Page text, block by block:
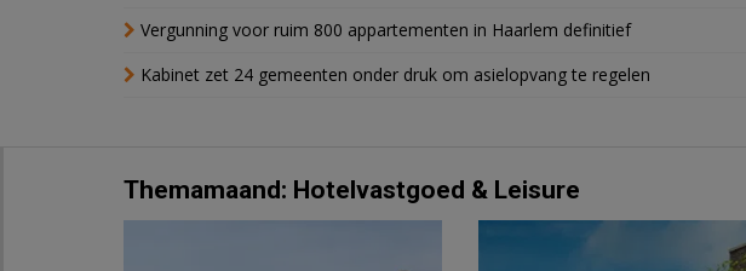
Vergunning voor ruim 800 appartementen in Haarlem definitief
Kabinet zet 24 gemeenten onder druk om asielopvang te regelen
Themamaand: Hotelvastgoed & Leisure